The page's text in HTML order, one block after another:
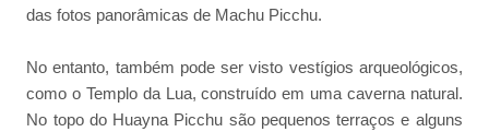
das fotos panorâmicas de Machu Picchu.
No entanto, também pode ser visto vestígios arqueológicos,
como o Templo da Lua, construído em uma caverna natural.
No topo do Huayna Picchu são pequenos terraços e alguns